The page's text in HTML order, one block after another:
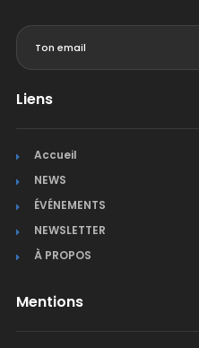
Liens
Accueil
NEWS
ÉVÉNEMENTS
NEWSLETTER
À PROPOS
Mentions